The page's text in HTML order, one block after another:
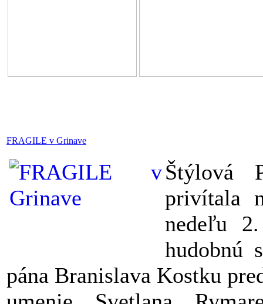
FRAGILE v Grinave
Štýlová
privítala
nedeľu
hudobnú
pána Branislava Kostku